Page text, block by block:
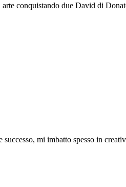
conquistando due David di
mi imbatto spesso in